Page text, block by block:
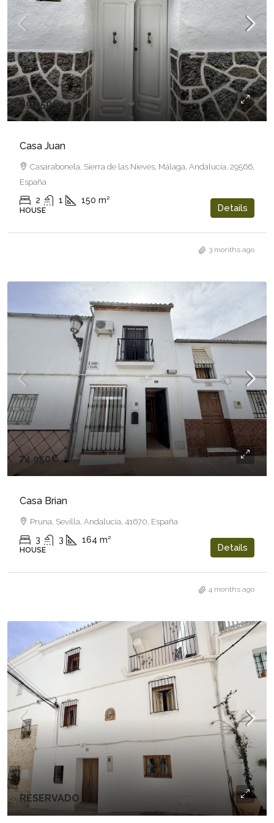
89.950€
Casa Juan
Casarabonela, Sierra de las Nieves, Málaga, Andalucía, 29566,
España
2 1 150 m²
HOUSE Details
3 months ago
74.950€
Casa Brian
Pruna, Sevilla, Andalucía, 41670, España
3 3 164 m²
HOUSE Details
4 months ago
RESERVADO